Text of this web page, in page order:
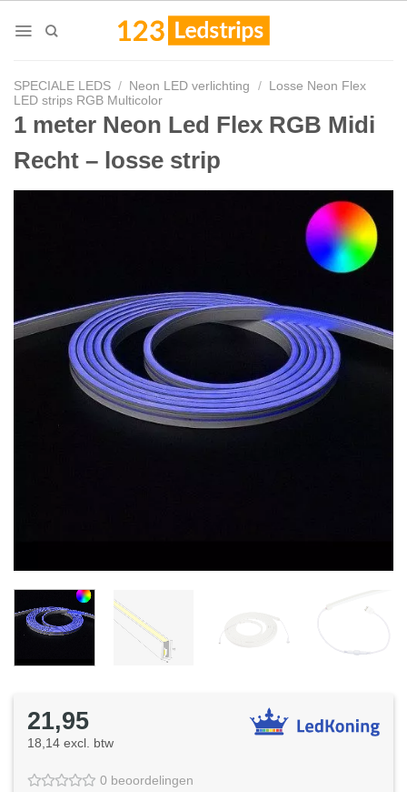
SPECIALE LEDS / Neon LED verlichting / Losse Neon Flex
LED strips RGB Multicolor
1 meter Neon Led Flex RGB Midi
Recht – losse strip
21,95
18,14 excl. btw
0 beoordelingen